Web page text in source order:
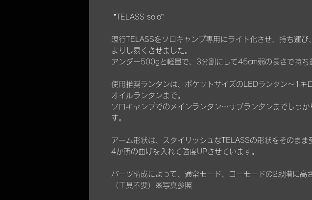
”TELASS solo”
現行TELASSをソロキャンプ専用にライト化させ、持ち運び
よりし易くさせました。
アンダー500gと軽量で、3分割にして45cm弱の長さで持ち
使用推奨ランタンは、ポケットサイズのLEDランタン～1キ
オイルランタンまで。
ソロキャンプでのメインランタン～サブランタンまでしっか
す。
アーム形状は、スタイリッシュなTELASSの形状をそのまま
4か所の曲げを入れて強度UPさせています。
パーツ構成によって、通常モード、ローモードの2段階に高
（工具不要）※写真参照